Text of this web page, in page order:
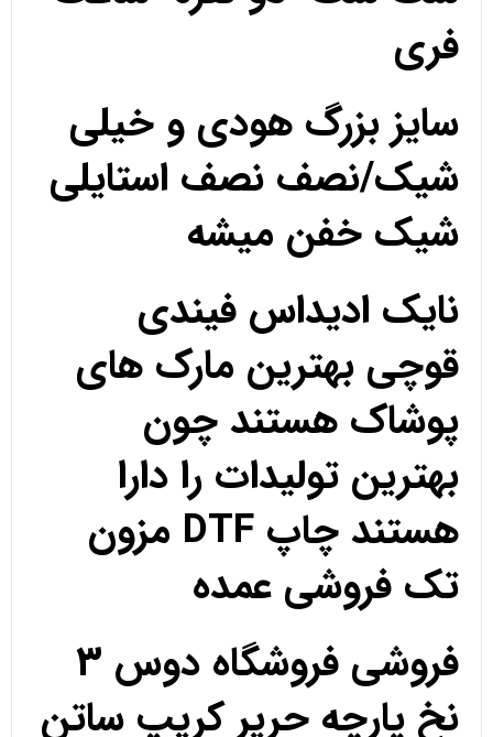
فری
سایز بزرگ هودی و خیلی
شیک/نصف نصف استایلی
شیک خفن میشه
نایک ادیداس فیندی
قوچی بهترین مارک های
پوشاک هستند چون
بهترین تولیدات را دارا
هستند چاپ DTF مزون
تک فروشی عمده
فروشی فروشگاه دوس 3
نخ پارچه حریر کریپ ساتن